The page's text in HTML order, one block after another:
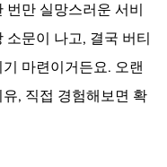
번만 실망스러운 서비
소문이 나고, 결국 버티
마련이거든요. 오랜
, 직접 경험해보면 확